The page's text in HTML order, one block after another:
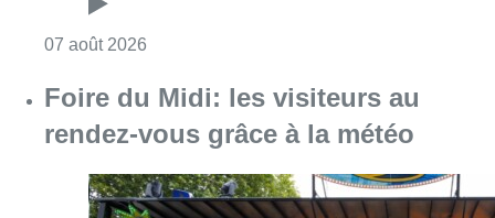
07 août 2026
Foire du Midi: les visiteurs au
rendez-vous grâce à la météo